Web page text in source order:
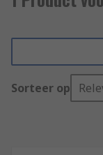
Sorteer op